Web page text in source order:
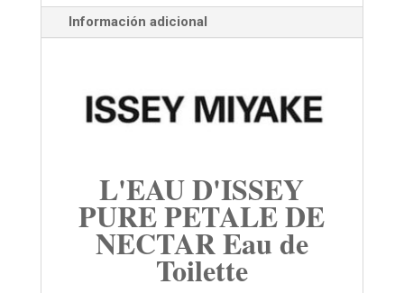
Información adicional
L'EAU D'ISSEY
PURE PETALE DE
NECTAR Eau de
Toilette